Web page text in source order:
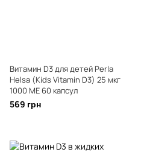
Витамин D3 для детей Perla
Helsa (Kids Vitamin D3) 25 мкг
1000 МЕ 60 капсул
569 грн